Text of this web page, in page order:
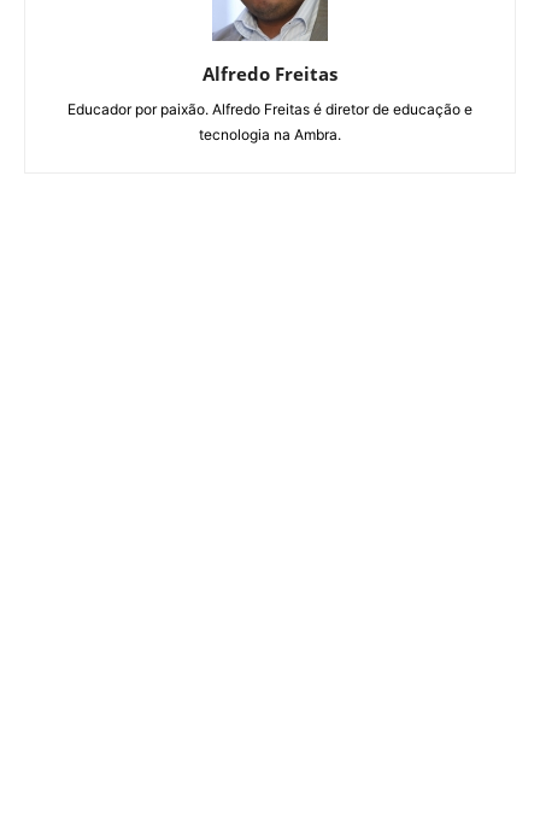
Alfredo Freitas
Educador por paixão. Alfredo Freitas é diretor de educação e
tecnologia na Ambra.